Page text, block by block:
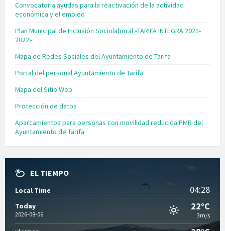
Convocatoria ayudas para la reactivación de la actividad
económica y el empleo
Plan Municipal de Inclusión Sociolaboral «TARIFA INTEGRA 2021-
2022»
Mapa de Redes Sociales del Ayuntamiento de Tarifa
Portal del personal Ayuntamiento de Tarifa
Mapa del Sitio Web
Protección de datos
Aparcamientos para personas con movilidad reducida PMR del
Ayuntamiento de Tarifa
EL TIEMPO
Local Time 04:28
Today
2026-08-06
22°C
3m/s